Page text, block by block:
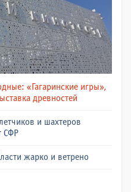
«Гагаринские игры»,
древностей
и шахтеров
СФР
жарко и ветрено